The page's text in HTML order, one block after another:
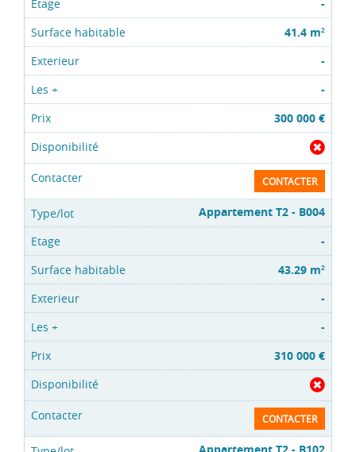
-
41.4 m2
-
-
300 000 €
CONTACTER
Appartement T2 - B004
-
43.29 m2
-
-
310 000 €
CONTACTER
Appartement T2 - B102